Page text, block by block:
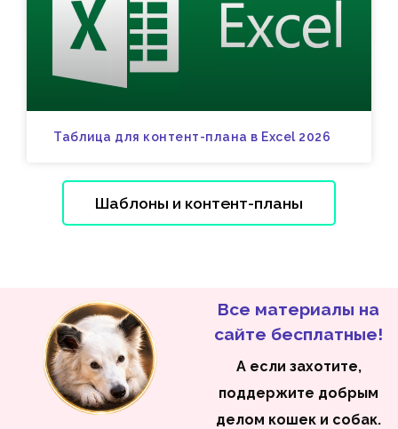
Таблица для контент-плана в Excel 2026
Шаблоны и контент-планы
Все материалы на
сайте бесплатные!
А если захотите,
поддержите добрым
делом кошек и собак.